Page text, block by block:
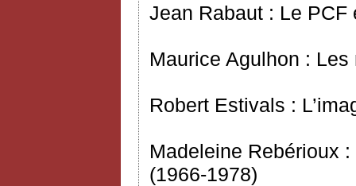
Jean Rabaut : Le PCF
Maurice Agulhon :
Robert Estivals :
Madeleine Rebérioux
(1966-1978)